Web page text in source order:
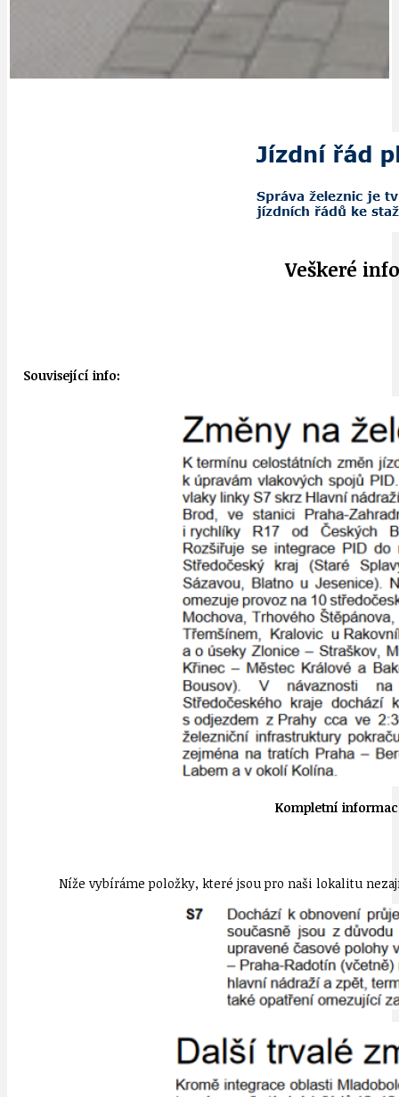
Veškeré
Související info:
Kompletní
Níže vybíráme položky, které jsou pro naši lokalitu